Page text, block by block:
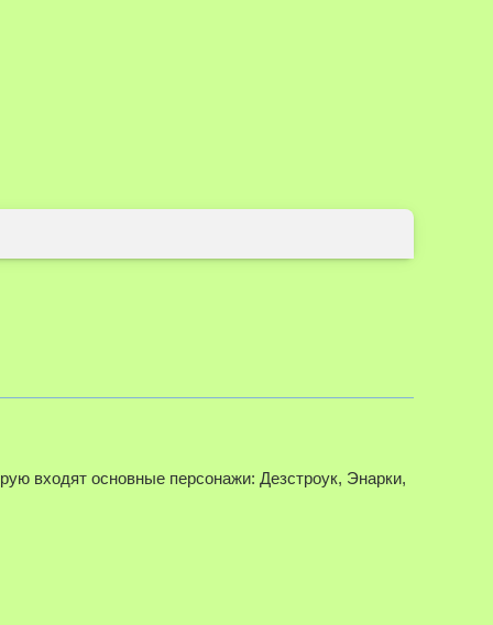
входят основные персонажи: Дезстроук, Энарки,